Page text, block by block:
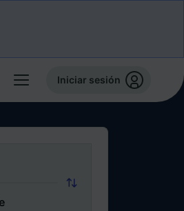
Iniciar sesión